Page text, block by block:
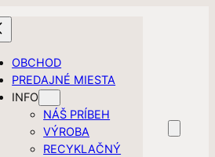
OBCHOD
PREDAJNÉ MIESTA
INFO
NÁŠ PRÍBEH
VÝROBA
RECYKLAČNÝ